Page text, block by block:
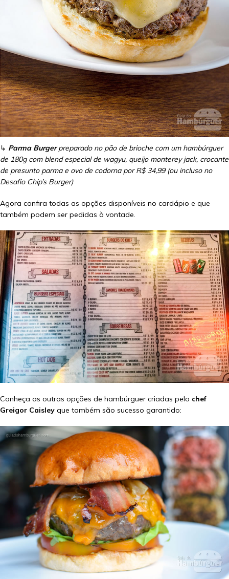
↳ Parma Burgerpreparado no pão de brioche com um hambúrguer
de 180g com blend especial de wagyu, queijo monterey jack, crocante
de presunto parma e ovo de codorna por R$ 34,99 (ou incluso no
Desafio Chip’s Burger)
Agora confira todas as opções disponíveis no cardápio e que
também podem ser pedidas à vontade.
Conheça as outras opções de hambúrguer criadas pelo chef
Greigor Caisley que também são sucesso garantido: